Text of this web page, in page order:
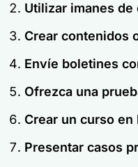
Utilizar imanes
Crear contenidos
Envíe boletines
Ofrezca una
Crear un curso en
Presentar casos